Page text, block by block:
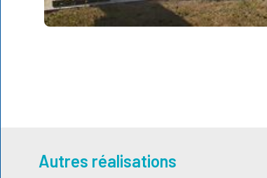
Autres réalisations